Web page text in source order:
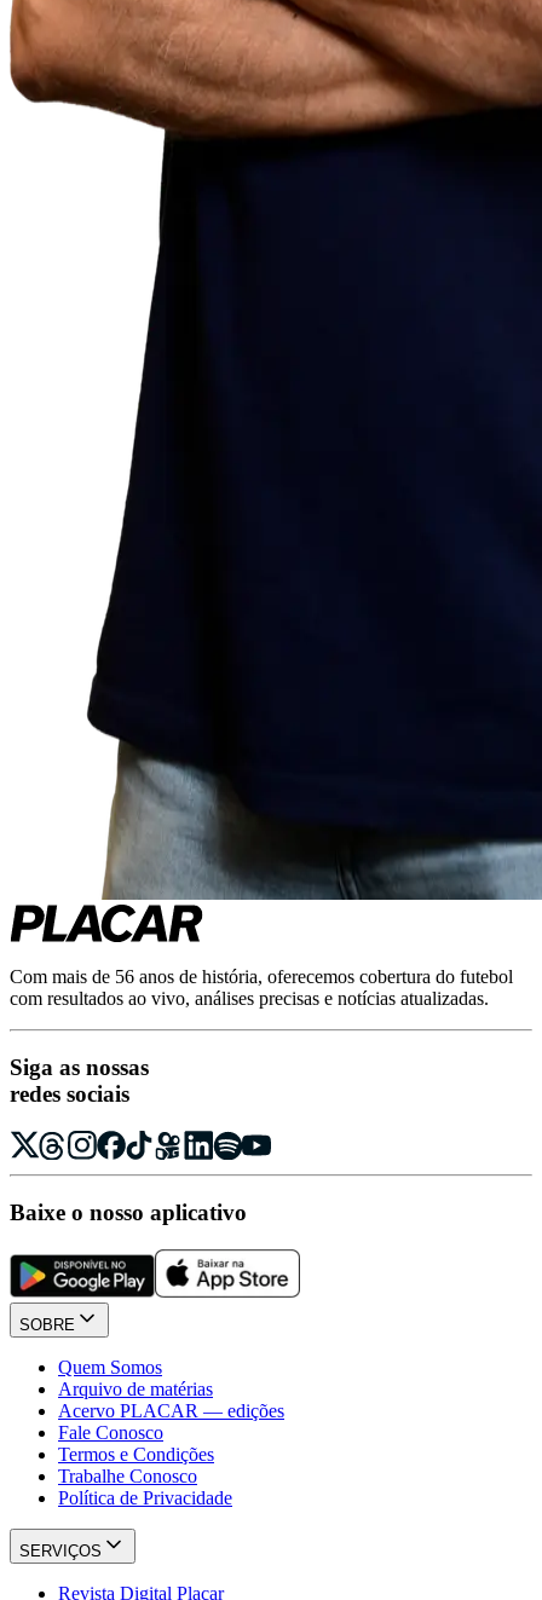
Com mais de 56 anos de história, oferecemos cobertura do futebol
com resultados ao vivo, análises precisas e notícias atualizadas.
Siga as nossas
redes sociais
Baixe o nosso aplicativo
SOBRE
Quem Somos
Arquivo de matérias
Acervo PLACAR — edições
Fale Conosco
Termos e Condições
Trabalhe Conosco
Política de Privacidade
SERVIÇOS
Revista Digital Placar